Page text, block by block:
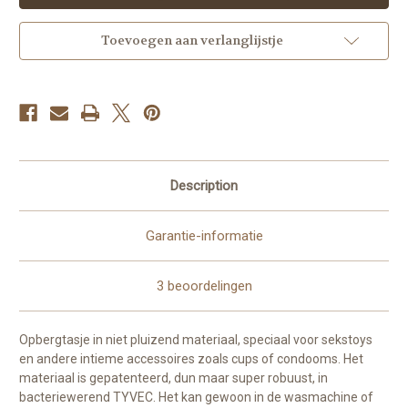
Toevoegen aan verlanglijstje
Description
Garantie-informatie
3 beoordelingen
Opbergtasje in niet pluizend materiaal, speciaal voor sekstoys
en andere intieme accessoires zoals cups of condooms. Het
materiaal is gepatenteerd, dun maar super robuust, in
bacteriewerend TYVEC. Het kan gewoon in de wasmachine of